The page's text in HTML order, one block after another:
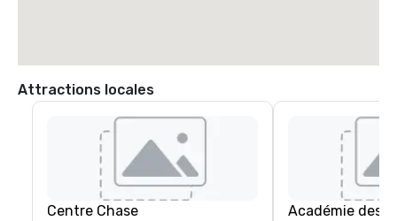
Attractions locales
Centre Chase
Académie des